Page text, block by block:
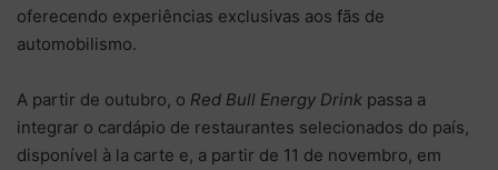
oferecendo experiências exclusivas aos fãs de
automobilismo.
A partir de outubro, o Red Bull Energy Drink passa a
integrar o cardápio de restaurantes selecionados do país,
disponível à la carte e, a partir de 11 de novembro, em